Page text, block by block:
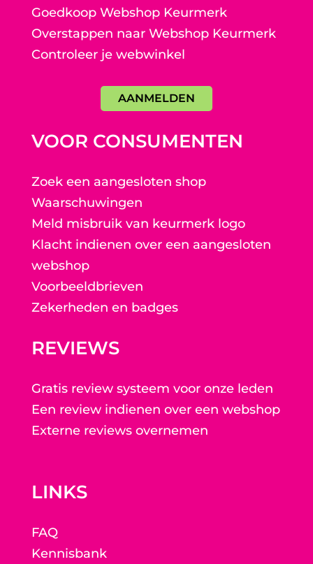
Goedkoop Webshop Keurmerk
Overstappen naar Webshop Keurmerk
Controleer je webwinkel
AANMELDEN
VOOR CONSUMENTEN
Zoek een aangesloten shop
Waarschuwingen
Meld misbruik van keurmerk logo
Klacht indienen over een aangesloten
webshop
Voorbeeldbrieven
Zekerheden en badges
REVIEWS
Gratis review systeem voor onze leden
Een review indienen over een webshop
Externe reviews overnemen
LINKS
FAQ
Kennisbank